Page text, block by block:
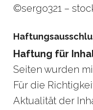
©sergo321 –
Haftung für
Seiten wurden
Für die
Aktualität der